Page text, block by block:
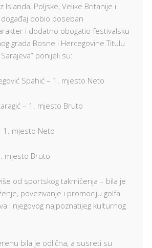
Islanda, Poljske, Velike Britanije i
dobio poseban
i dodatno obogatio festivalsku
grada Bosne i Hercegovine.Titulu
ponijeli su:
Spahić – 1. mjesto Neto
– 1. mjesto Bruto
1. mjesto Neto
mjesto Bruto
od sportskog takmičenja – bila je
povezivanje i promociju golfa
i njegovog najpoznatijeg kulturnog
bila je odlična, a susreti su